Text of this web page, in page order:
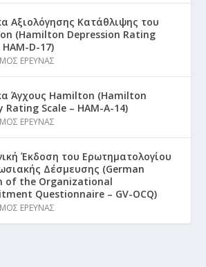
Αξιολόγησης Κατάθλιψης του
(Hamilton Depression Rating
HAM-D-17)
ΕΡΕΥΝΑΣ
Άγχους Hamilton (Hamilton
Rating Scale – HAM-A-14)
ΕΡΕΥΝΑΣ
Έκδοση του Ερωτηματολογίου
Δέσμευσης (German
of the Organizational
Questionnaire – GV-OCQ)
ΕΡΕΥΝΑΣ